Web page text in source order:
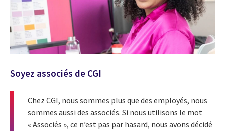
Soyez associés de CGI
Chez CGI, nous sommes plus que des employés, nous
sommes aussi des associés. Si nous utilisons le mot
« Associés », ce n’est pas par hasard, nous avons décidé